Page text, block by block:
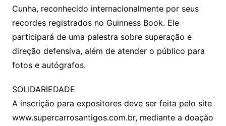
Cunha, reconhecido internacionalmente por seus
recordes registrados no Guinness Book. Ele
participará de uma palestra sobre superação e
direção defensiva, além de atender o público para
fotos e autógrafos.
SOLIDARIEDADE
A inscrição para expositores deve ser feita pelo site
www.supercarrosantigos.com.br, mediante a doação